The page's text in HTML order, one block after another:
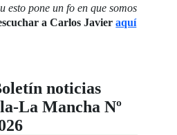
esto pone un fo en que somos
a Carlos Javieraquí
noticias
La Mancha Nº